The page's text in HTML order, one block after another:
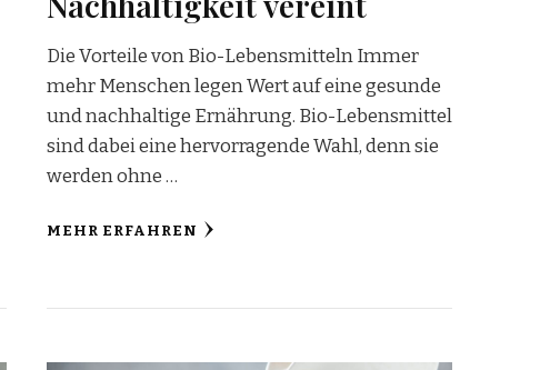
Die Vorteile von Bio-Lebensmitteln Immer
mehr Menschen legen Wert auf eine gesunde
und nachhaltige Ernährung. Bio-Lebensmittel
sind dabei eine hervorragende Wahl, denn sie
werden ohne …
MEHR ERFAHREN